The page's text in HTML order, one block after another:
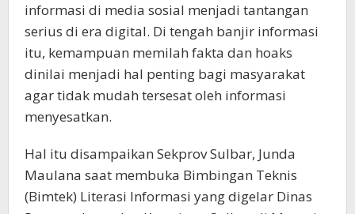
informasi di media sosial menjadi tantangan
serius di era digital. Di tengah banjir informasi
itu, kemampuan memilah fakta dan hoaks
dinilai menjadi hal penting bagi masyarakat
agar tidak mudah tersesat oleh informasi
menyesatkan.
Hal itu disampaikan Sekprov Sulbar, Junda
Maulana saat membuka Bimbingan Teknis
(Bimtek) Literasi Informasi yang digelar Dinas